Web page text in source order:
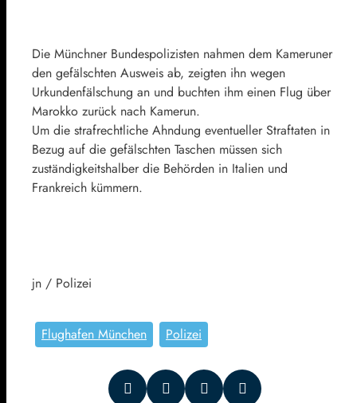
Die Münchner Bundespolizisten nahmen dem Kameruner
den gefälschten Ausweis ab, zeigten ihn wegen
Urkundenfälschung an und buchten ihm einen Flug über
Marokko zurück nach Kamerun.
Um die strafrechtliche Ahndung eventueller Straftaten in
Bezug auf die gefälschten Taschen müssen sich
zuständigkeitshalber die Behörden in Italien und
Frankreich kümmern.
jn / Polizei
Flughafen München Polizei